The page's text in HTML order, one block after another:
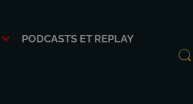
PODCASTS ET REPLAY